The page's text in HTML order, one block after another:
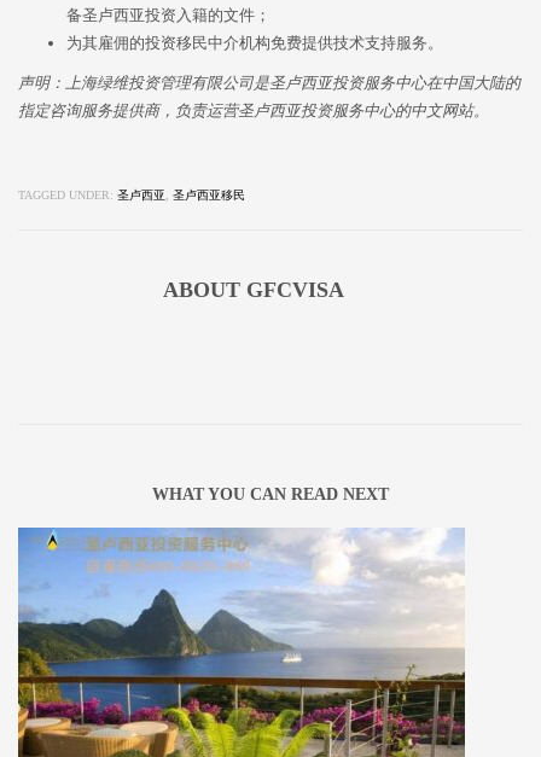
备圣卢西亚投资入籍的文件；
为其雇佣的投资移民中介机构免费提供技术支持服务。
声明：上海绿维投资管理有限公司是圣卢西亚投资服务中心在中国大陆的
指定咨询服务提供商，负责运营圣卢西亚投资服务中心的中文网站。
TAGGED UNDER: 圣卢西亚, 圣卢西亚移民
ABOUT GFCVISA
WHAT YOU CAN READ NEXT